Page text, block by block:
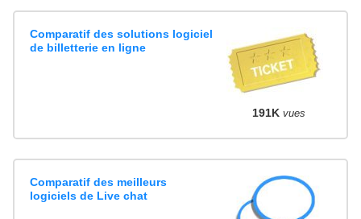
Comparatif des solutions logiciel
de billetterie en ligne
191K vues
Comparatif des meilleurs
logiciels de Live chat